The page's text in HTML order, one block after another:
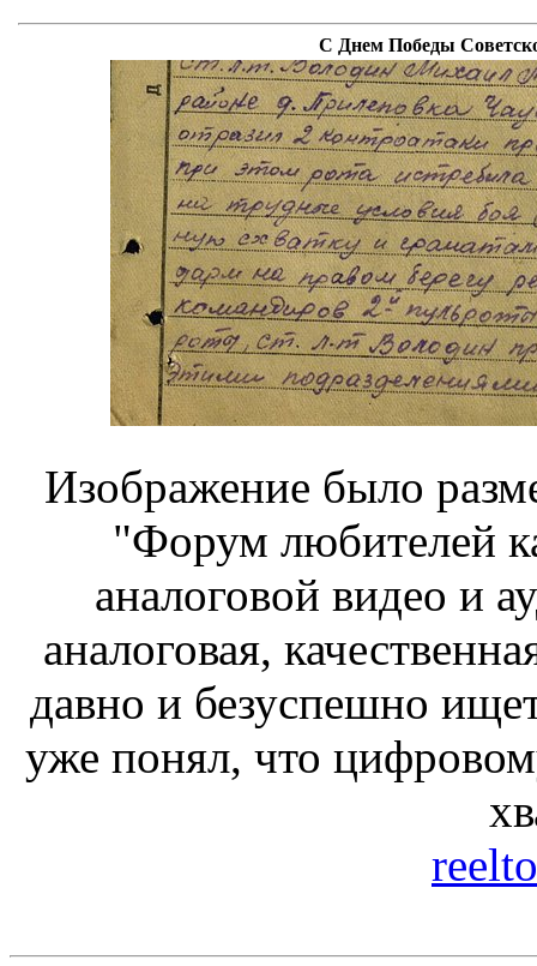
С Днем Победы
Изображение было
"Форум любителей
аналоговой видео и
аналоговая,
давно и безуспешно
уже понял, что